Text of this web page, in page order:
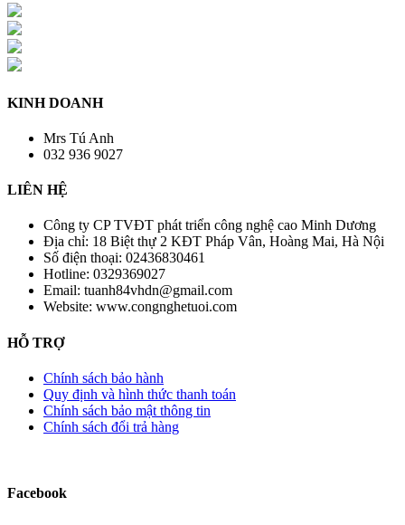
KINH DOANH
Mrs Tú Anh
032 936 9027
LIÊN HỆ
Công ty CP TVĐT phát triển công nghệ cao Minh Dương
Địa chỉ: 18 Biệt thự 2 KĐT Pháp Vân, Hoàng Mai, Hà Nội
Số điện thoại: 02436830461
Hotline: 0329369027
Email: tuanh84vhdn@gmail.com
Website: www.congnghetuoi.com
HỖ TRỢ
Chính sách bảo hành
Quy định và hình thức thanh toán
Chính sách bảo mật thông tin
Chính sách đổi trả hàng
Facebook